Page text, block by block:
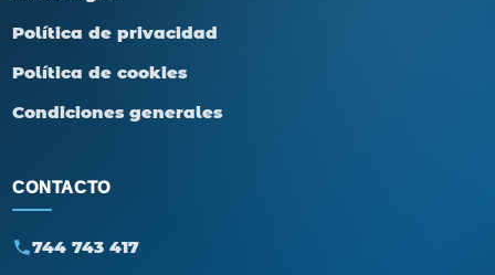
Política de privacidad
Política de cookies
Condiciones generales
CONTACTO
744 743 417